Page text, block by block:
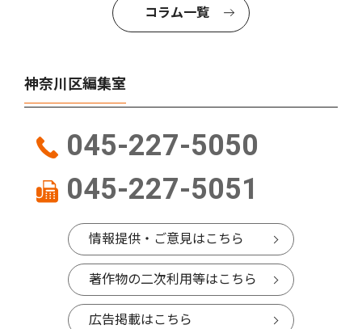
コラム一覧
神奈川区編集室
045-227-5050
045-227-5051
情報提供・ご意見はこちら
著作物の二次利用等はこちら
広告掲載はこちら